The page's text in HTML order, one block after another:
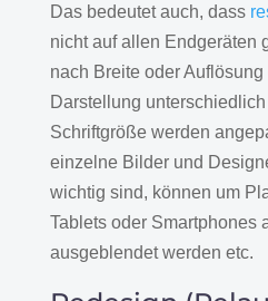
Das bedeutet auch, dass
nicht auf allen Endgeräten
nach Breite oder
Darstellung
Schriftgröße werden
einzelne Bilder und
wichtig sind, können um
Tablets oder Smartphones
ausgeblendet werden etc.